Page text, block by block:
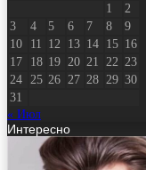
1
2
3
4 5 6 7 8
9
10
11 12 13 14 15 16
17
18 19 20 21 22 23
24
25 26 27 28 29 30
31
« Июл
Интересно